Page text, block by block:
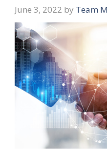
June 3, 2022 by Team